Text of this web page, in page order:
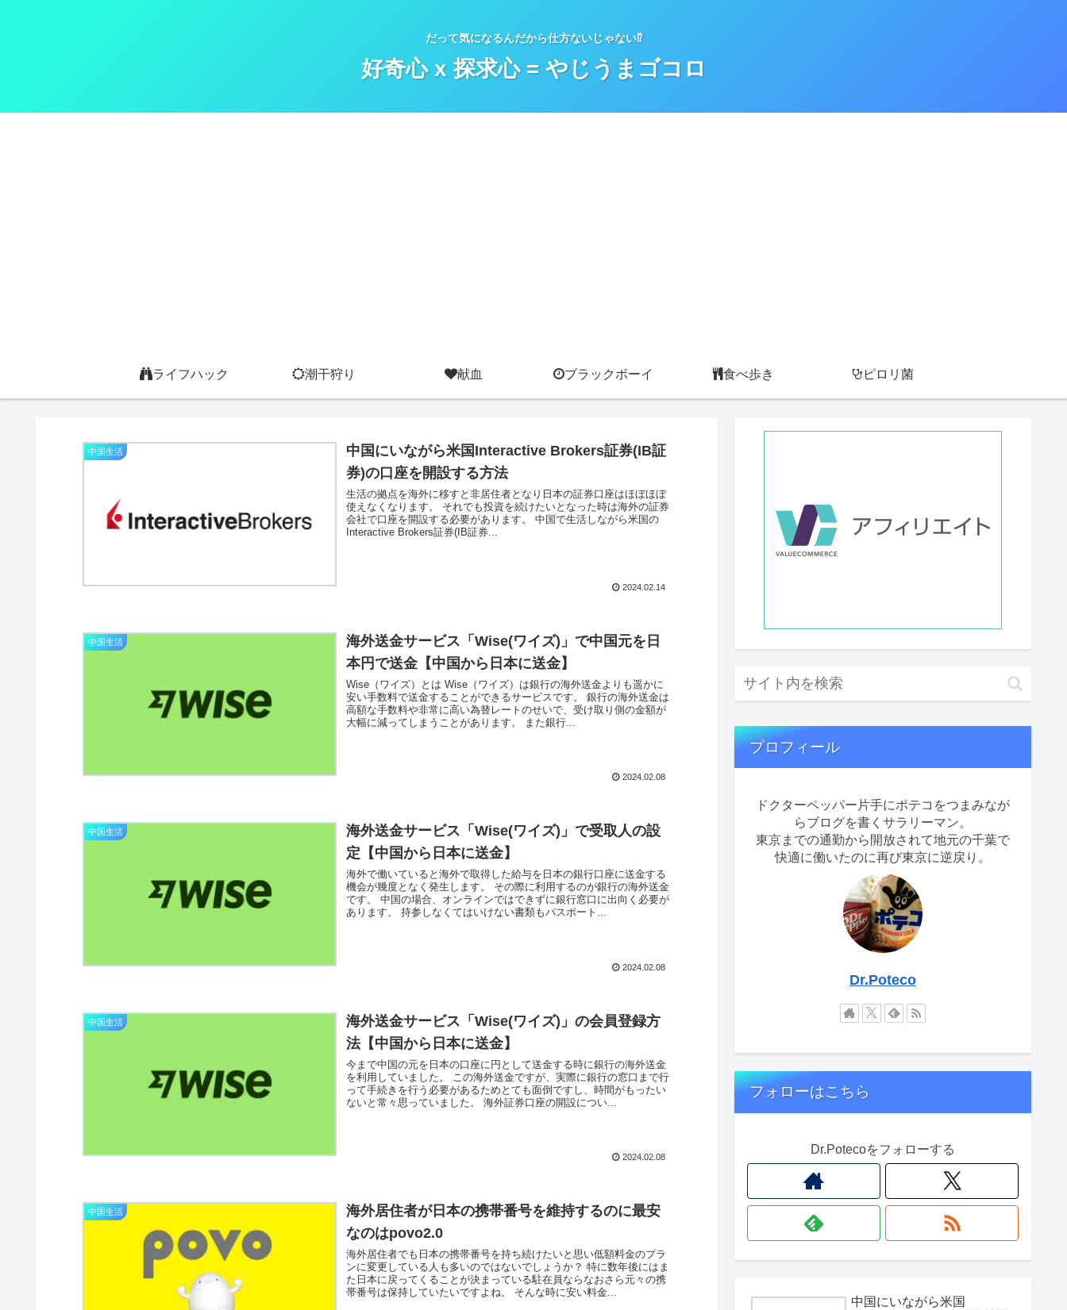
だって気になるんだから仕方ないじゃない⁉
好奇心 x 探求心 = やじうまゴコロ
ライフハック 潮干狩り 献血 ブラックボーイ 食べ歩き ピロリ菌
中国生活
中国にいながら米国Interactive Brokers証券(IB証
券)の口座を開設する方法
生活の拠点を海外に移すと非居住者となり日本の証券口座はほぼほぼ
使えなくなります。 それでも投資を続けたいとなった時は海外の証券
会社で口座を開設する必要があります。 中国で生活しながら米国の
Interactive Brokers証券(IB証券...
2024.02.14
中国生活
海外送金サービス「Wise(ワイズ)」で中国元を日
本円で送金【中国から日本に送金】
Wise（ワイズ）とは Wise（ワイズ）は銀行の海外送金よりも遥かに
安い手数料で送金することができるサービスです。 銀行の海外送金は
高額な手数料や非常に高い為替レートのせいで、受け取り側の金額が
大幅に減ってしまうことがあります。 また銀行...
2024.02.08
中国生活
海外送金サービス「Wise(ワイズ)」で受取人の設
定【中国から日本に送金】
海外で働いていると海外で取得した給与を日本の銀行口座に送金する
機会が幾度となく発生します。 その際に利用するのが銀行の海外送金
です。 中国の場合、オンラインではできずに銀行窓口に出向く必要が
あります。 持参しなくてはいけない書類もパスポート...
2024.02.08
中国生活
海外送金サービス「Wise(ワイズ)」の会員登録方
法【中国から日本に送金】
今まで中国の元を日本の口座に円として送金する時に銀行の海外送金
を利用していました。 この海外送金ですが、実際に銀行の窓口まで行
って手続きを行う必要があるためとても面倒ですし、時間がもったい
ないと常々思っていました。 海外証券口座の開設につい...
2024.02.08
中国生活
海外居住者が日本の携帯番号を維持するのに最安
なのはpovo2.0
海外居住者でも日本の携帯番号を持ち続けたいと思い低額料金のプラ
ンに変更している人も多いのではないでしょうか？ 特に数年後にはま
た日本に戻ってくることが決まっている駐在員ならなおさら元々の携
帯番号は保持していたいですよね。 そんな時に安い料金...
プロフィール
ドクターペッパー片手にポテコをつまみなが
らブログを書くサラリーマン。
東京までの通勤から開放されて地元の千葉で
快適に働いたのに再び東京に逆戻り。
Dr.Poteco
フォローはこちら
Dr.Potecoをフォローする
中国にいながら米国